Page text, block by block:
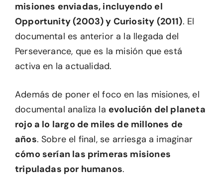
misiones enviadas, incluyendo el
Opportunity (2003) y Curiosity (2011). El
documental es anterior a la llegada del
Perseverance, que es la misión que está
activa en la actualidad.
Además de poner el foco en las misiones, el
documental analiza la evolución del planeta
rojo a lo largo de miles de millones de
años. Sobre el final, se arriesga a imaginar
cómo serían las primeras misiones
tripuladas por humanos.